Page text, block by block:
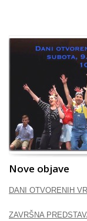
Nove objave
DANI OTVORENIH
ZAVRŠNA